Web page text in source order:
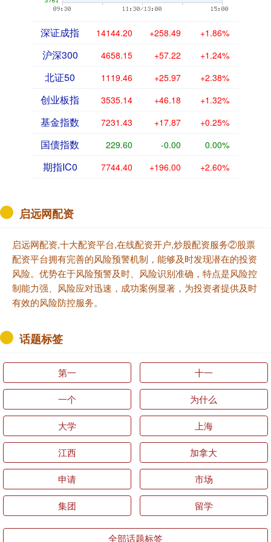
深证成指 14144.20 +258.49 +1.86%
沪深300 4658.15 +57.22 +1.24%
北证50 1119.46 +25.97 +2.38%
创业板指 3535.14 +46.18 +1.32%
基金指数 7231.43 +17.87 +0.25%
国债指数 229.60 -0.00 0.00%
期指IC0 7744.40 +196.00 +2.60%
启远网配资
启远网配资,十大配资平台,在线配资开户,炒股配资服务②股票
配资平台拥有完善的风险预警机制，能够及时发现潜在的投资
风险。优势在于风险预警及时、风险识别准确，特点是风险控
制能力强、风险应对迅速，成功案例显著，为投资者提供及时
有效的风险防控服务。
话题标签
第一 十一
一个 为什么
大学 上海
江西 加拿大
申请 市场
集团 留学
全部话题标签